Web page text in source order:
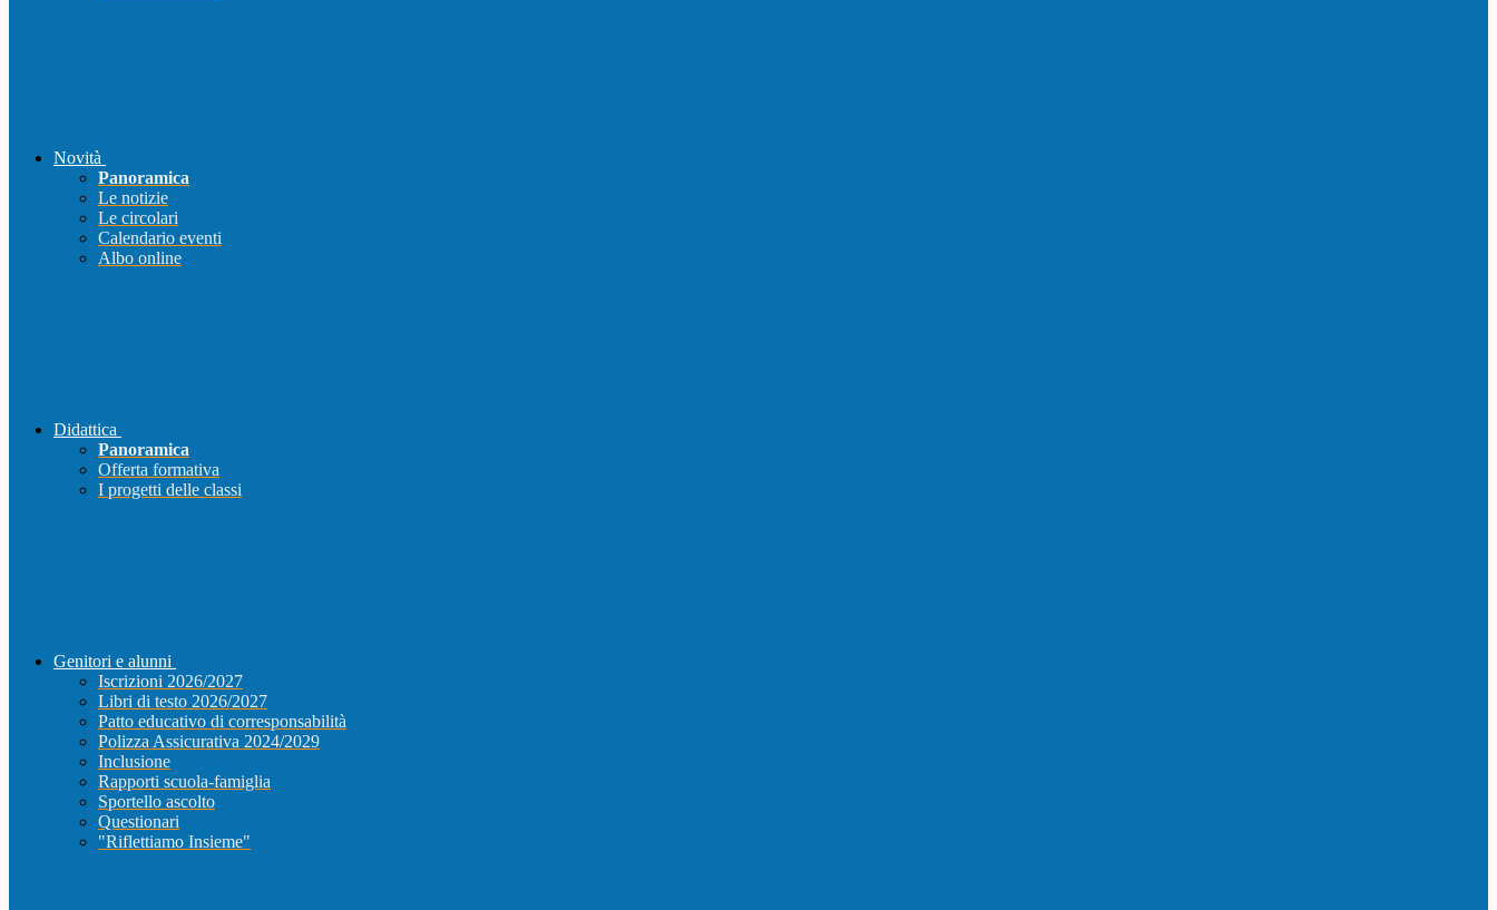
Novità
Panoramica
Le notizie
Le circolari
Calendario eventi
Albo online
Didattica
Panoramica
Offerta formativa
I progetti delle classi
Genitori e alunni
Iscrizioni 2026/2027
Libri di testo 2026/2027
Patto educativo di corresponsabilità
Polizza Assicurativa 2024/2029
Inclusione
Rapporti scuola-famiglia
Sportello ascolto
Questionari
"Riflettiamo Insieme"